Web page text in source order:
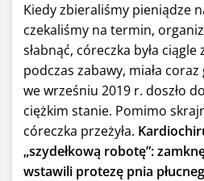
Kiedy zbieraliśmy pieniądze
czekaliśmy na termin,
słabnąć, córeczka była ciągle
podczas zabawy, miała
we wrześniu 2019 r. doszło
ciężkim stanie. Pomimo
córeczka przeżyła.
„szydełkową robotę”:
wstawili protezę pnia